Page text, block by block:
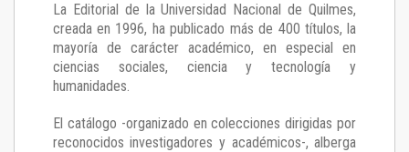
La Editorial de la Universidad Nacional de Quilmes,
creada en 1996, ha publicado más de 400 títulos, la
mayoría de carácter académico, en especial en
ciencias sociales, ciencia y tecnología y
humanidades.
El catálogo -organizado en colecciones dirigidas por
reconocidos investigadores y académicos-, alberga